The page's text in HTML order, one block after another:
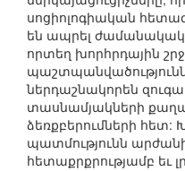
սոցիոլոգիական
են ապրել
որտեղ խորհրդային
ներդաշնակորեն
տասնամյակների
ձեռքբերումների
պատմությունն
հետաքրքրությամբ եւ